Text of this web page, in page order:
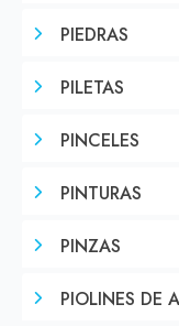
PIEDRAS
PILETAS
PINCELES
PINTURAS
PINZAS
PIOLINES DE